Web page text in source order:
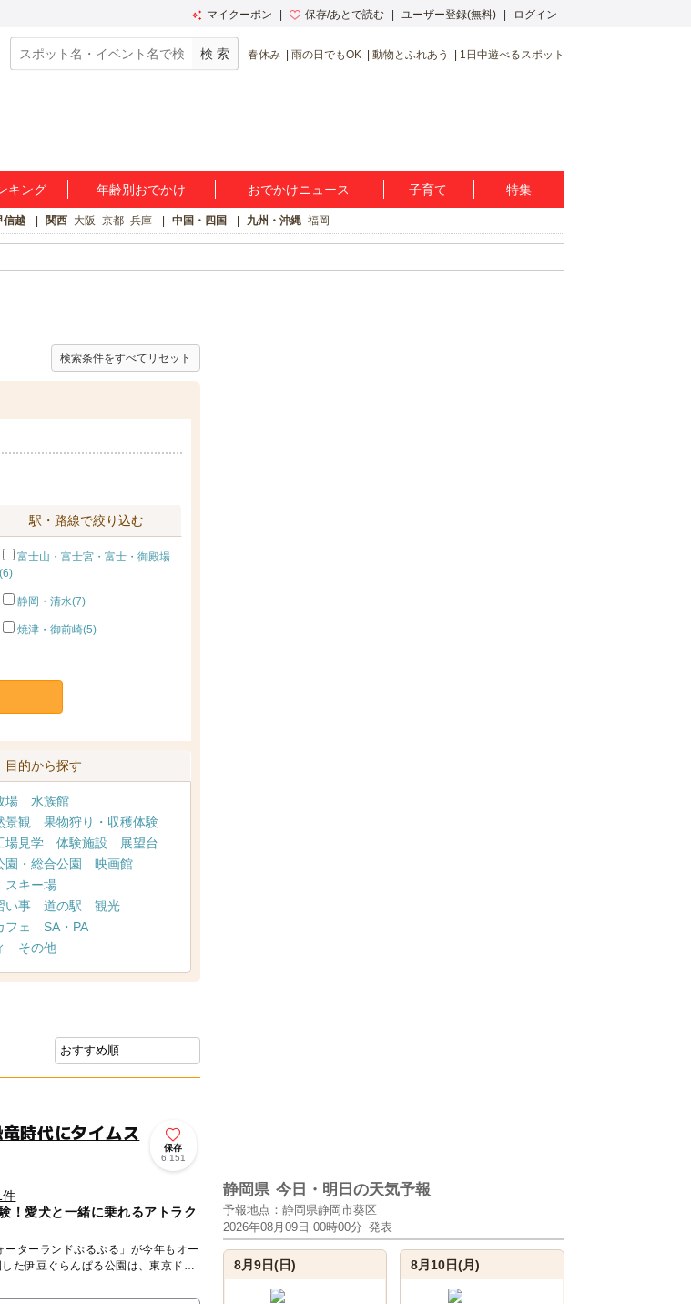
マイクーポン 保存/あとで読む ユーザー登録(無料) ログイン
春休み 雨の日でもOK 動物とふれあう 1日中遊べるスポット
キング 年齢別おでかけ おでかけニュース 子育て 特集
信越 関西 大阪 京都 兵庫 中国・四国 九州・沖縄 福岡
検索条件をすべてリセット
駅・路線で絞り込む
富士山・富士宮・富士・御殿場
(6)
静岡・清水(7)
焼津・御前崎(5)
目的から探す
場
水族館
景観
果物狩り・収穫体験
場見学 体験施設
展望台
園・総合公園
映画館
スキー場
い事 道の駅
観光
フェ
SA・PA
その他
時代にタイムス
保存
6,151
件
！愛犬と一緒に乗れるアトラク
ーターランドぷるぷる」が今年もオー
静岡県 今日・明日の天気予報
予報地点：静岡県静岡市葵区
2026年08月09日 00時00分 発表
8月9日(日) 8月10日(月)